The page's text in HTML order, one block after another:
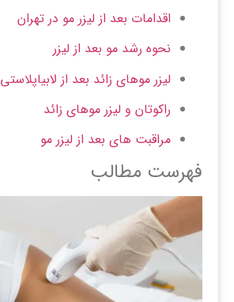
اقدامات بعد از لیزر مو در تهران
نحوه رشد مو بعد از لیزر
لیزر موهای زائد بعد از لابیاپلاستی
راکوتان و لیزر موهای زائد
مراقبت های بعد از لیزر مو
فهرست مطالب